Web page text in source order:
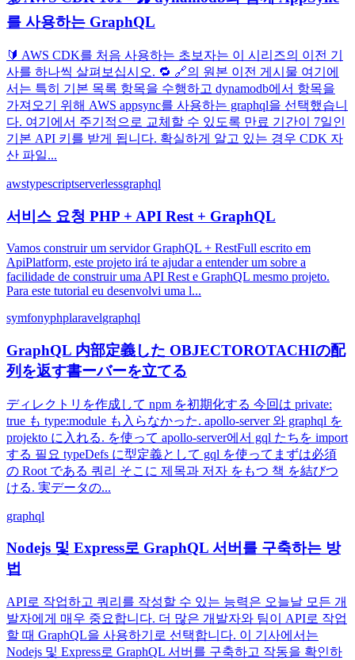
를 사용하는 GraphQL
🔰 AWS CDK를 처음 사용하는 초보자는 이 시리즈의 이전 기
사를 하나씩 살펴보십시오. 🔁 🔗의 원본 이전 게시물 여기에
서는 특히 기본 목록 항목을 수행하고 dynamodb에서 항목을
가져오기 위해 AWS appsync를 사용하는 graphql을 선택했습니
다. 여기에서 주기적으로 교체할 수 있도록 만료 기간이 7일인
기본 API 키를 받게 됩니다. 확실하게 알고 있는 경우 CDK 자
산 파일...
awstypescriptserverlessgraphql
서비스 요청 PHP + API Rest + GraphQL
Vamos construir um servidor GraphQL + RestFull escrito em
ApiPlatform, este projeto irá te ajudar a entender um sobre a
facilidade de construir uma API Rest e GraphQL mesmo projeto.
Para este tutorial eu desenvolvi uma l...
symfonyphplaravelgraphql
GraphQL 内部定義した OBJECTOROTACHIの配
列を返す書ーバーを立てる
ディレクトリを作成して npm を初期化する 今回は private:
true も type:module も入らなかった. apollo-server 와 graphql を
projekto に入れる. を使って apollo-server에서 gql たちを import
する 필요 typeDefs に型定義として gql を使ってまずは必須
の Root である 쿼리 そこに 제목과 저자 をもつ 책 を結びつ
ける. 実データの...
graphql
Nodejs 및 Express로 GraphQL 서버를 구축하는 방
법
API로 작업하고 쿼리를 작성할 수 있는 능력은 오늘날 모든 개
발자에게 매우 중요합니다. 더 많은 개발자와 팀이 API로 작업
할 때 GraphQL을 사용하기로 선택합니다. 이 기사에서는
Nodejs 및 Express로 GraphQL 서버를 구축하고 작동을 확인하